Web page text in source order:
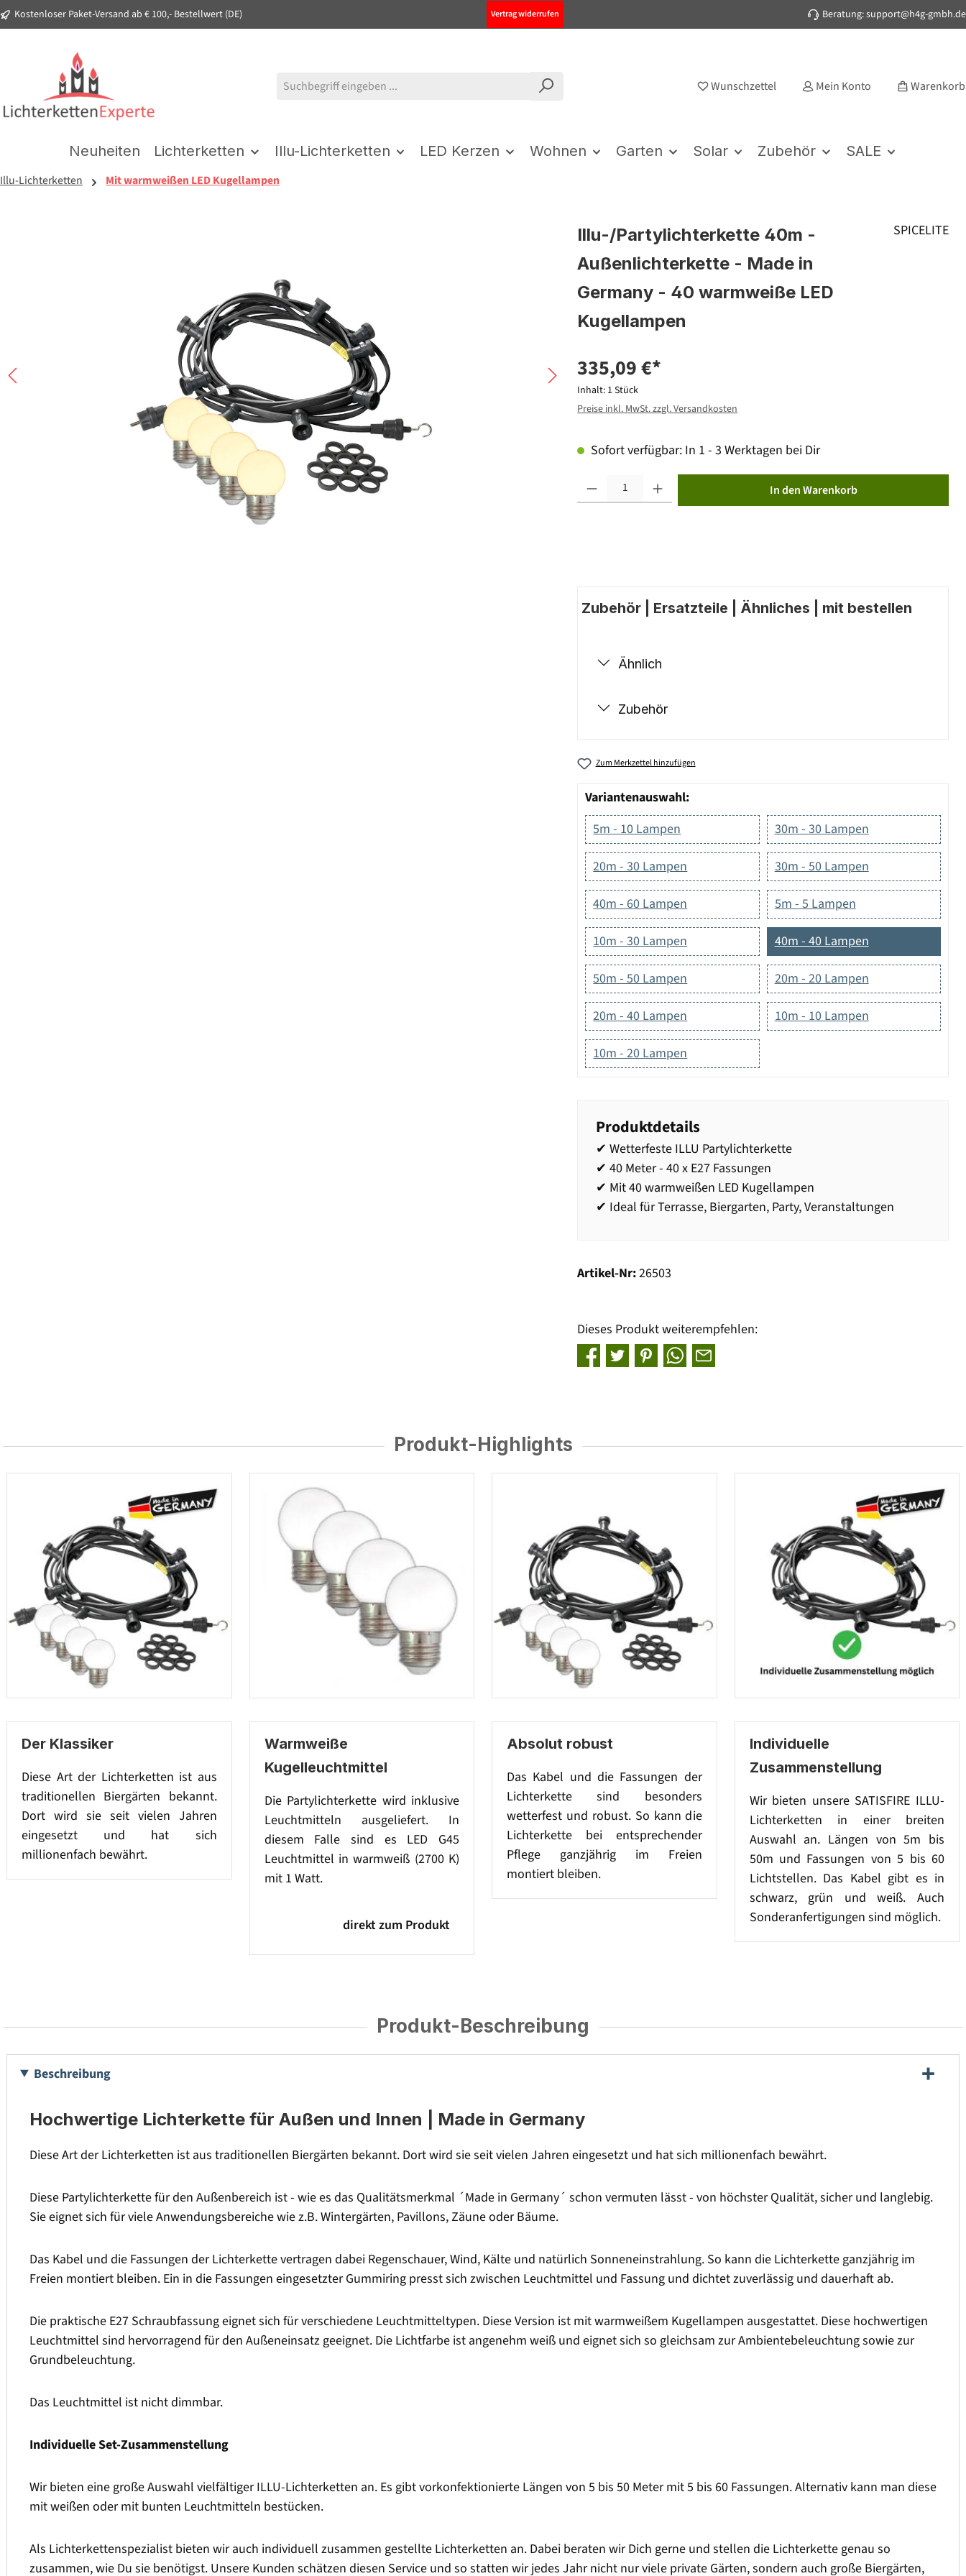
Zur Hauptnavigation springen
Kostenloser Paket-Versand ab € 100,- Bestellwert (DE) Vertrag widerrufen Beratung: support@h4g-gmbh.de
Wunschzettel Mein Konto Warenkorb
Neuheiten Lichterketten Illu-Lichterketten LED Kerzen Wohnen Garten Solar Zubehör SALE
Illu-Lichterketten Mit warmweißen LED Kugellampen
Illu-/Partylichterkette 40m -
Außenlichterkette - Made in
Germany - 40 warmweiße LED
Kugellampen
SPICELITE
335,09 €*
Inhalt: 1 Stück
Preise inkl. MwSt. zzgl. Versandkosten
Sofort verfügbar: In 1 - 3 Werktagen bei Dir
In den Warenkorb
Zubehör | Ersatzteile | Ähnliches | mit bestellen
Ähnlich
Zubehör
Zum Merkzettel hinzufügen
Variantenauswahl:
5m - 10 Lampen
30m - 30 Lampen
20m - 30 Lampen 30m - 50 Lampen
40m - 60 Lampen 5m - 5 Lampen
10m - 30 Lampen 40m - 40 Lampen
50m - 50 Lampen 20m - 20 Lampen
20m - 40 Lampen 10m - 10 Lampen
10m - 20 Lampen
Produktdetails
✔ Wetterfeste ILLU Partylichterkette
✔ 40 Meter - 40 x E27 Fassungen
✔ Mit 40 warmweißen LED Kugellampen
✔ Ideal für Terrasse, Biergarten, Party, Veranstaltungen
Artikel-Nr:26503
Dieses Produkt weiterempfehlen:
Produkt-Highlights
Der Klassiker
Diese Art der Lichterketten ist aus
traditionellen Biergärten bekannt.
Dort wird sie seit vielen Jahren
eingesetzt und hat sich
millionenfach bewährt.
Warmweiße
Kugelleuchtmittel
Die Partylichterkette wird inklusive
Leuchtmitteln ausgeliefert. In
diesem Falle sind es LED G45
Leuchtmittel in warmweiß (2700 K)
mit 1 Watt.
direkt zum Produkt
Absolut robust
Das Kabel und die Fassungen der
Lichterkette sind besonders
wetterfest und robust. So kann die
Lichterkette bei entsprechender
Pflege ganzjährig im Freien
montiert bleiben.
Individuelle
Zusammenstellung
Wir bieten unsere SATISFIRE ILLU-
Lichterketten in einer breiten
Auswahl an. Längen von 5m bis
50m und Fassungen von 5 bis 60
Lichtstellen. Das Kabel gibt es in
schwarz, grün und weiß. Auch
Sonderanfertigungen sind möglich.
Produkt-Beschreibung
Beschreibung
Hochwertige Lichterkette für Außen und Innen | Made in Germany
Diese Art der Lichterketten ist aus traditionellen Biergärten bekannt. Dort wird sie seit vielen Jahren eingesetzt und hat sich millionenfach bewährt.
Diese Partylichterkette für den Außenbereich ist - wie es das Qualitätsmerkmal ´Made in Germany´ schon vermuten lässt - von höchster Qualität, sicher und langlebig.
Sie eignet sich für viele Anwendungsbereiche wie z.B. Wintergärten, Pavillons, Zäune oder Bäume.
Das Kabel und die Fassungen der Lichterkette vertragen dabei Regenschauer, Wind, Kälte und natürlich Sonneneinstrahlung. So kann die Lichterkette ganzjährig im
Freien montiert bleiben. Ein in die Fassungen eingesetzter Gummiring presst sich zwischen Leuchtmittel und Fassung und dichtet zuverlässig und dauerhaft ab.
Die praktische E27 Schraubfassung eignet sich für verschiedene Leuchtmitteltypen. Diese Version ist mit warmweißem Kugellampen ausgestattet. Diese hochwertigen
Leuchtmittel sind hervorragend für den Außeneinsatz geeignet. Die Lichtfarbe ist angenehm weiß und eignet sich so gleichsam zur Ambientebeleuchtung sowie zur
Grundbeleuchtung.
Das Leuchtmittel ist nicht dimmbar.
Individuelle Set-Zusammenstellung
Wir bieten eine große Auswahl vielfältiger ILLU-Lichterketten an. Es gibt vorkonfektionierte Längen von 5 bis 50 Meter mit 5 bis 60 Fassungen. Alternativ kann man diese
mit weißen oder mit bunten Leuchtmitteln bestücken.
Als Lichterkettenspezialist bieten wir auch individuell zusammen gestellte Lichterketten an. Dabei beraten wir Dich gerne und stellen die Lichterkette genau so
zusammen, wie Du sie benötigst. Unsere Kunden schätzen diesen Service und so statten wir jedes Jahr nicht nur viele private Gärten, sondern auch große Biergärten,